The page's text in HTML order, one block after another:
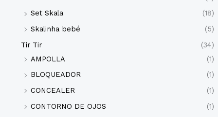
Set Skala
(18)
Skalinha bebé
(5)
Tir Tir
(34)
AMPOLLA
(1)
BLOQUEADOR
(1)
CONCEALER
(1)
CONTORNO DE OJOS
(1)